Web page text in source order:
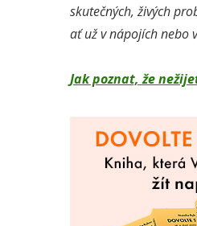
skutečných, živých
ať už v nápojích nebo
Jak poznat, že